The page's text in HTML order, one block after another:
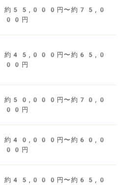
約55,000円〜約75,0
00円
約45,000円〜約65,0
00円
約50,000円〜約70,0
00円
約40,000円〜約60,0
00円
約45,000円〜約65,0